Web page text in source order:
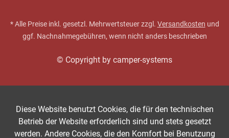
* Alle Preise inkl. gesetzl. Mehrwertsteuer zzgl. Versandkosten und
ggf. Nachnahmegebühren, wenn nicht anders beschrieben
© Copyright by camper-systems
Diese Website benutzt Cookies, die für den technischen
Betrieb der Website erforderlich sind und stets gesetzt
werden. Andere Cookies, die den Komfort bei Benutzung